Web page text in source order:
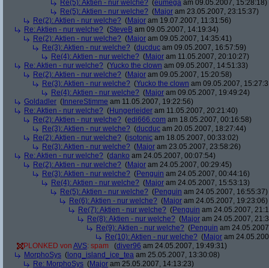
Re(5): Aktien - nur welche? (eumega am 09.05.2007, 15:28:18)
Re(5): Aktien - nur welche? (Major am 23.05.2007, 23:15:37)
Re(2): Aktien - nur welche? (Major am 19.07.2007, 11:31:56)
Re: Aktien - nur welche? (SteveB am 09.05.2007, 14:19:34)
Re(2): Aktien - nur welche? (Major am 09.05.2007, 14:35:41)
Re(3): Aktien - nur welche? (ducduc am 09.05.2007, 16:57:59)
Re(4): Aktien - nur welche? (Major am 11.05.2007, 20:10:27)
Re: Aktien - nur welche? (Yucko the clown am 09.05.2007, 14:51:33)
Re(2): Aktien - nur welche? (Major am 09.05.2007, 15:20:58)
Re(3): Aktien - nur welche? (Yucko the clown am 09.05.2007,
Re(4): Aktien - nur welche? (Major am 09.05.2007, 19:49:24)
Goldadler ( InnereStimme am 11.05.2007, 19:22:56)
Re: Aktien - nur welche? (Hungerleider am 11.05.2007, 20:21:40)
Re(2): Aktien - nur welche? (edi666.com am 18.05.2007, 00:16:58)
Re(3): Aktien - nur welche? (ducduc am 20.05.2007, 18:27:44)
Re(2): Aktien - nur welche? (isotonic am 18.05.2007, 00:33:02)
Re(3): Aktien - nur welche? (Major am 23.05.2007, 23:58:26)
Re: Aktien - nur welche? (danko am 24.05.2007, 00:07:54)
Re(2): Aktien - nur welche? (Major am 24.05.2007, 00:29:45)
Re(3): Aktien - nur welche? (Penguin am 24.05.2007, 00:44:16)
Re(4): Aktien - nur welche? (Major am 24.05.2007, 15:53:13)
Re(5): Aktien - nur welche? (Penguin am 24.05.2007, 16:55:37)
Re(6): Aktien - nur welche? (Major am 24.05.2007, 19:23:06)
Re(7): Aktien - nur welche? (Penguin am 24.05.2007,
Re(8): Aktien - nur welche? (Major am 24.05.2007,
Re(9): Aktien - nur welche? (Penguin am
Re(10): Aktien - nur welche? (Major am
PLONKED von AVS: spam (diver96 am 24.05.2007, 19:49:31)
MorphoSys ( long_island_ice_tea am 25.05.2007, 13:30:08)
Re: MorphoSys (Major am 25.05.2007, 14:13:23)